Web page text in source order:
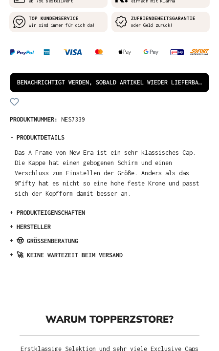
TOP KUNDENSERVICE
wir sind immer für dich da!
ZUFRIENDEHEITSGARANTIE
oder Geld zurück!
BENACHRICHTIGT WERDEN, SOBALD ARTIKEL WIEDER LIEFERBAR IST!
PRODUKTNUMMER: NES7339
- PRODUKTDETAILS
Das A Frame von New Era ist ein sehr klassisches Cap.
Die Kappe hat einen gebogenen Schirm und einen
Verschluss zum Einstellen der Größe. Anders als das
9Fifty hat es nicht so eine hohe feste Krone und passt
sich der Kopfform damit besser an.
+ PRODUKTEIGENSCHAFTEN
+ HERSTELLER
+ 🤠 GRÖSSENBERATUNG
+ 🚀 KEINE WARTEZEIT BEIM VERSAND
WARUM TOPPERZSTORE?
Erstklassige Selektion und sehr viele Exclusive Caps